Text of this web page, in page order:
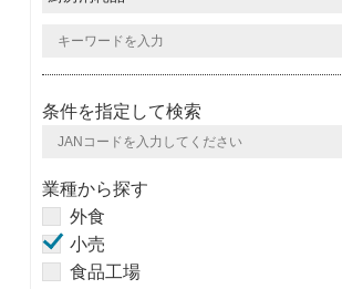
条件を指定して検索
業種から探す
外食
小売
食品工場